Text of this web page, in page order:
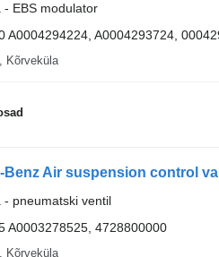
- EBS modulator
A0004294224, A0004293724,
Kõrveküla
- pneumatski ventil
A0003278525, 4728800000
Kõrveküla